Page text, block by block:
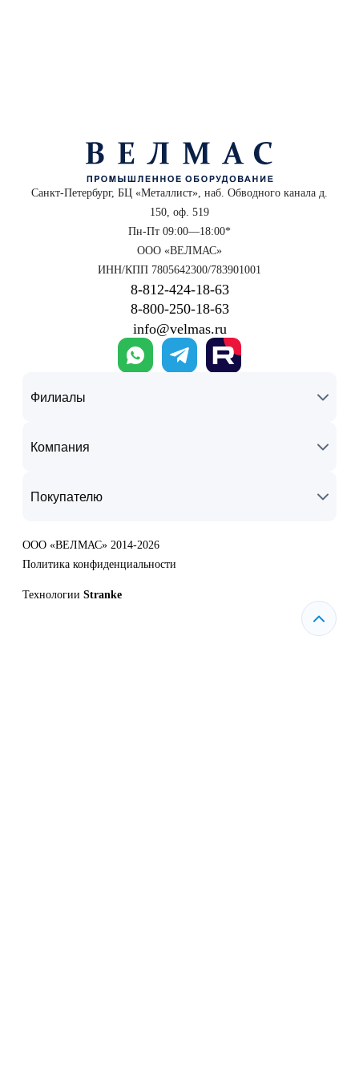
Санкт-Петербург, БЦ «Металлист», наб. Обводного канала д.
150, оф. 519
Пн-Пт 09:00—18:00*
ООО «ВЕЛМАС»
ИНН/КПП 7805642300/783901001
8‑812‑424‑18‑63
8‑800‑250‑18‑63
info@velmas.ru
Филиалы
Компания
Покупателю
ООО «ВЕЛМАС» 2014-2026
Политика конфиденциальности
Технологии Stranke